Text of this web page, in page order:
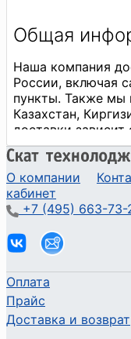
О компании
кабинет
+7 (495) 663-73-
Оплата
Прайс
Доставка и возврат